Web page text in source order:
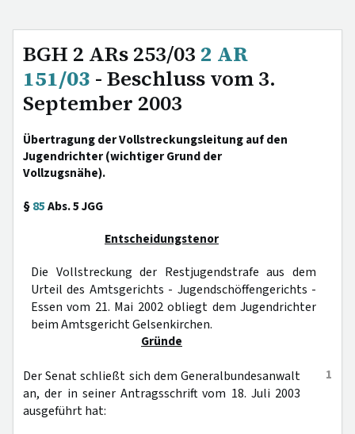
BGH 2 ARs 253/03 2 AR
151/03 - Beschluss vom 3.
September 2003
Übertragung der Vollstreckungsleitung auf den
Jugendrichter (wichtiger Grund der
Vollzugsnähe).
§85Abs. 5 JGG
Entscheidungstenor
Die Vollstreckung der Restjugendstrafe aus dem
Urteil des Amtsgerichts - Jugendschöffengerichts -
Essen vom 21. Mai 2002 obliegt dem Jugendrichter
beim Amtsgericht Gelsenkirchen.
Gründe
1
Der Senat schließt sich dem Generalbundesanwalt
an, der in seiner Antragsschrift vom 18. Juli 2003
ausgeführt hat: